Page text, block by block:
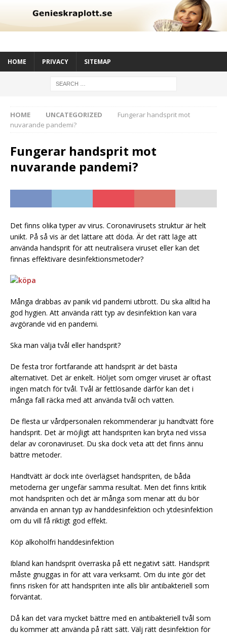
HOME PRIVACY SITEMAP
HOME UNCATEGORIZED
Fungerar handsprit mot
nuvarande pandemi?
Fungerar handsprit mot
nuvarande pandemi?
Det finns olika typer av virus. Coronavirusets struktur är helt
unikt. På så vis är det lättare att döda. Är det rätt läge att
använda handsprit för att neutralisera viruset eller kan det
finnas effektivare desinfektionsmetoder?
Många drabbas av panik vid pandemi utbrott. Du ska alltid ha
god hygien. Att använda rätt typ av desinfektion kan vara
avgörande vid en pandemi.
Ska man välja tvål eller handsprit?
De festa tror fortfarande att handsprit är det bästa
alternativet. Det är enkelt. Höljet som omger viruset är oftast
ingen match för tvål. Tvål är fettlösande därför kan det i
många fall räcka med att använda tvål och vatten.
De flesta ur vårdpersonalen rekommenderar ju handtvätt före
handsprit. Det är möjligt att handspriten kan bryta ned vissa
delar av coronaviruset. Du ska dock veta att det finns ännu
bättre metoder.
Handtvätt är dock inte överlägset handspriten, de båda
metoderna ger ungefär samma resultat. Men det finns kritik
mot handspriten och det är många som menar att du bör
använda en annan typ av handdesinfektion och ytdesinfektion
om du vill få riktigt god effekt.
Köp alkoholfri handdesinfektion
Ibland kan handsprit överraska på ett negativt sätt. Handsprit
måste gnuggas in för att vara verksamt. Om du inte gör det
finns risken för att handspriten inte alls blir antibakteriell som
förväntat.
Då kan det vara mycket bättre med en antibakteriell tvål som
du kommer att använda på rätt sätt. Välj rätt desinfektion för